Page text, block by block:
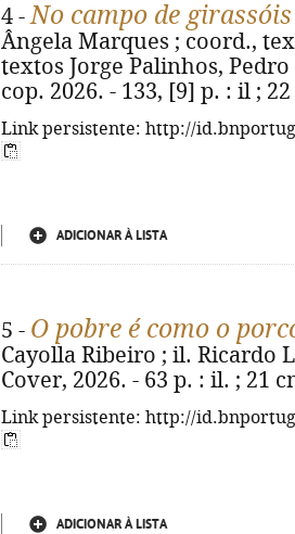
4 -No campo de
Ângela Marques ; coord.,
textos Jorge Palinhos,
cop. 2026. - 133, [9] p. : il ;
Link persistente: http://
ADICIONAR À LISTA
5 - O pobre é como o
Cayolla Ribeiro ; il. Ricardo
Cover, 2026. - 63 p. : il. ; 21
Link persistente: http://
ADICIONAR À LISTA